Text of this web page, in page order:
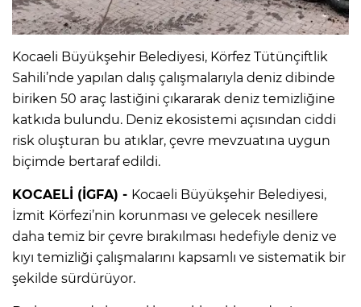
Kocaeli Büyükşehir Belediyesi, Körfez Tütünçiftlik
Sahili’nde yapılan dalış çalışmalarıyla deniz dibinde
biriken 50 araç lastiğini çıkararak deniz temizliğine
katkıda bulundu. Deniz ekosistemi açısından ciddi
risk oluşturan bu atıklar, çevre mevzuatına uygun
biçimde bertaraf edildi.
KOCAELİ (İGFA) - Kocaeli Büyükşehir Belediyesi,
İzmit Körfezi’nin korunması ve gelecek nesillere
daha temiz bir çevre bırakılması hedefiyle deniz ve
kıyı temizliği çalışmalarını kapsamlı ve sistematik bir
şekilde sürdürüyor.